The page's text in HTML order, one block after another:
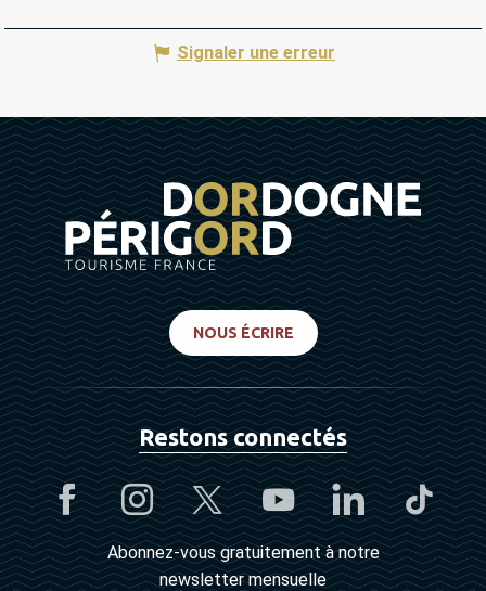
Signaler une erreur
NOUS ÉCRIRE
Restons connectés
Abonnez-vous gratuitement à notre
newsletter mensuelle